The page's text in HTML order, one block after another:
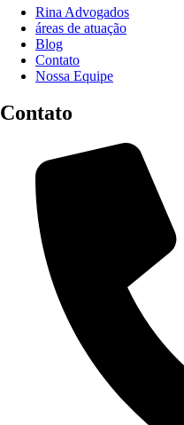
Rina Advogados
áreas de atuação
Blog
Contato
Nossa Equipe
Contato